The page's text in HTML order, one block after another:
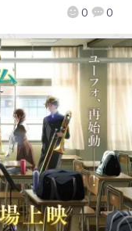
0 0